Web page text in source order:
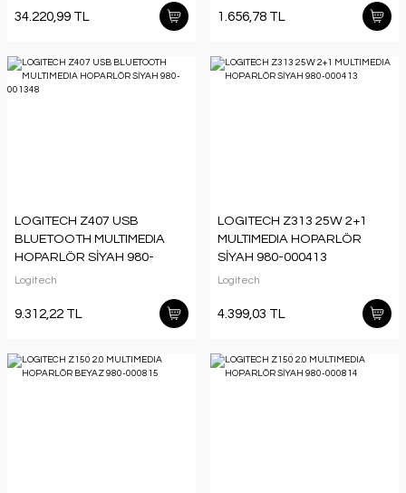
34.220,99 TL 1.656,78 TL
LOGITECH Z407 USB
BLUETOOTH MULTIMEDIA
HOPARLÖR SİYAH 980-
001348
Logitech
9.312,22 TL
LOGITECH Z313 25W 2+1
MULTIMEDIA HOPARLÖR
SİYAH 980-000413
Logitech
4.399,03 TL